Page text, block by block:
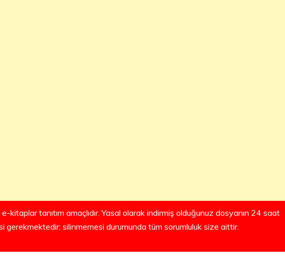
kitaplar tanıtım amaçlıdır. Yasal olarak indirmiş olduğunuz dosyanın 24 saat
gerekmektedir; silinmemesi durumunda tüm sorumluluk size aittir.